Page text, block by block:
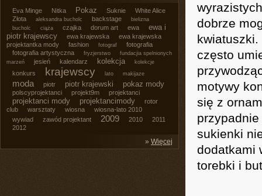
dobrze
często
motywy
się z
sukienki
dodatkami
torebki i
Eva Minge Nitka Pokaz Suknie
White Alice
Złota
aleksandra bucholc backstage
bielizna
bucholc
ciąża czajka dorum art ewa
ewa i
piotr krajewscy
ewa krajewska
ewa krajewska
projektantka mody
fashion fotograf
fotografia
fotografia artystyczna
fryzjerstwo
fundacjia spelnionych
marzeń
jesień kalendarz kolekcja kolekcje
konkurs krajewscy lato makijaze
moda piotr piotr krajewski pokaz mody
polscyprojektanci projekt9m projektanci
projektanci mody projektancimody
rotor
club
warsztaty wiosna
wiosna-lato 2010
wywiad
zawód projektant 2009 2010
2011
2012
» Więcej